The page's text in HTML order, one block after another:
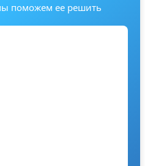
поможем ее решить